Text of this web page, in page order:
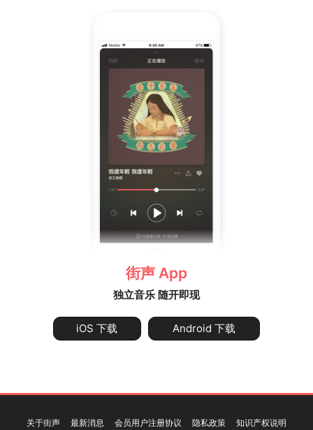
街声 App
独立音乐 随开即现
iOS 下载 Android 下载
关于街声 最新消息 会员用户注册协议 隐私政策 知识产权说明